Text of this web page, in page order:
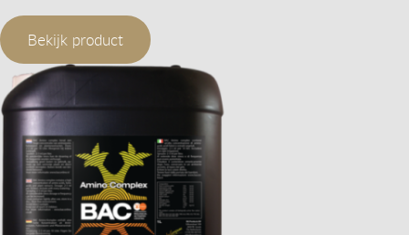
Bekijk product